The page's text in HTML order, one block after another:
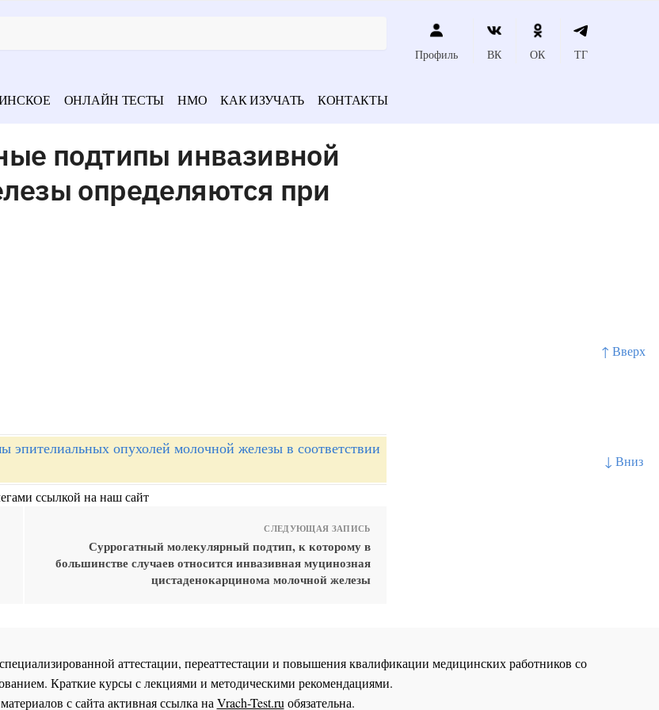
↑ Вверх
↓ Вниз
Профиль ВК ОК ТГ
ОНЛАЙН ТЕСТЫ НМО КАК ИЗУЧАТЬ КОНТАКТЫ
подтипы инвазивной
определяются при
эпителиальных опухолей молочной железы в соответствии
ссылкой на наш сайт
СЛЕДУЮЩАЯ ЗАПИСЬ
Суррогатный молекулярный подтип, к которому в
большинстве случаев относится инвазивная муцинозная
цистаденокарцинома молочной железы
аттестации, переаттестации и повышения квалификации медицинских работников со
Краткие курсы с лекциями и методическими рекомендациями.
с сайта активная ссылка наVrach-Test.ruобязательна.